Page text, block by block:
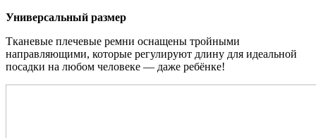
Универсальный размер
Тканевые плечевые ремни оснащены тройными
направляющими, которые регулируют длину для идеальной
посадки на любом человеке — даже ребёнке!